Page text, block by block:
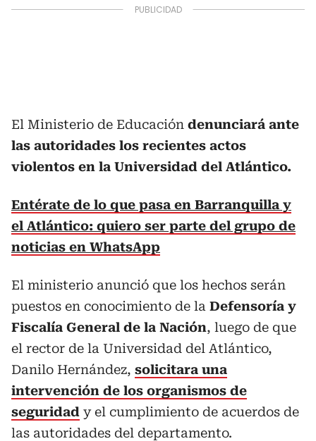
El Ministerio de Educación denunciará ante
las autoridades los recientes actos
violentos en la Universidad del Atlántico.
Entérate de lo que pasa en Barranquilla y
el Atlántico: quiero ser parte del grupo de
noticias en WhatsApp
El ministerio anunció que los hechos serán
puestos en conocimiento de la Defensoría y
Fiscalía General de la Nación, luego de que
el rector de la Universidad del Atlántico,
Danilo Hernández, solicitara una
intervención de los organismos de
seguridad y el cumplimiento de acuerdos de
las autoridades del departamento.